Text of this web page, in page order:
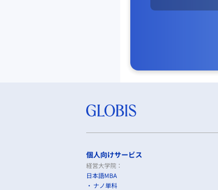
個人向けサービス
経営大学院：
日本語MBA
ナノ単科